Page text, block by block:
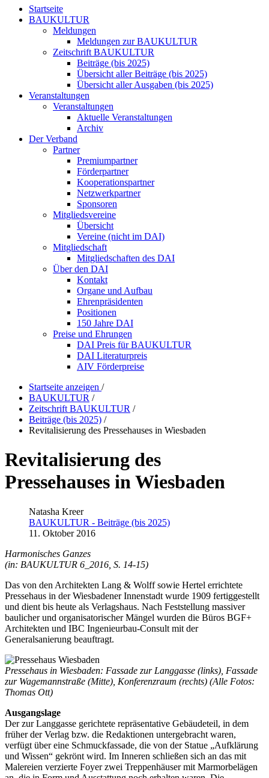
Startseite
BAUKULTUR
Meldungen
Meldungen zur BAUKULTUR
Zeitschrift BAUKULTUR
Beiträge (bis 2025)
Übersicht aller Beiträge (bis 2025)
Übersicht aller Ausgaben (bis 2025)
Veranstaltungen
Veranstaltungen
Aktuelle Veranstaltungen
Archiv
Der Verband
Partner
Premiumpartner
Förderpartner
Kooperationspartner
Netzwerkpartner
Sponsoren
Mitgliedsvereine
Übersicht
Vereine (nicht im DAI)
Mitgliedschaft
Mitgliedschaften des DAI
Über den DAI
Kontakt
Organe und Aufbau
Ehrenpräsidenten
Positionen
150 Jahre DAI
Preise und Ehrungen
DAI Preis für BAUKULTUR
DAI Literaturpreis
AIV Förderpreise
Startseite anzeigen /
BAUKULTUR /
Zeitschrift BAUKULTUR /
Beiträge (bis 2025) /
Revitalisierung des Pressehauses in Wiesbaden
Revitalisierung des
Pressehauses in Wiesbaden
Natasha Kreer
BAUKULTUR - Beiträge (bis 2025)
11. Oktober 2016
Harmonisches Ganzes
(in: BAUKULTUR 6_2016, S. 14-15)
Das von den Architekten Lang & Wolff sowie Hertel errichtete
Pressehaus in der Wiesbadener Innenstadt wurde 1909 fertiggestellt
und dient bis heute als Verlagshaus. Nach Feststellung massiver
baulicher und organisatorischer Mängel wurden die Büros BGF+
Architekten und IBC Ingenieurbau-Consult mit der
Generalsanierung beauftragt.
Pressehaus in Wiesbaden: Fassade zur Langgasse (links), Fassade
zur Wagemannstraße (Mitte), Konferenzraum (rechts) (Alle Fotos:
Thomas Ott)
Ausgangslage
Der zur Langgasse gerichtete repräsentative Gebäudeteil, in dem
früher der Verlag bzw. die Redaktionen untergebracht waren,
verfügt über eine Schmuckfassade, die von der Statue „Aufklärung
und Wissen“ gekrönt wird. Im Inneren schließen sich an das mit
Malereien verzierte Foyer zwei Treppenhäuser mit Marmorbelägen